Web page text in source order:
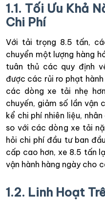
1.1. Tối Ưu Khả
Chi Phí
Với tải trọng 8.5 tấn,
chuyển một lượng hàng
tuân thủ các quy định
được các rủi ro phạt
các dòng xe tải nhẹ
chuyến, giảm số lần vận
kể chi phí nhiên liệu,
so với các dòng xe tải
hỏi chi phí đầu tư ban
cấp cao hơn, xe 8.5 tấn
vận hành hàng ngày cho
1.2. Linh Hoạt